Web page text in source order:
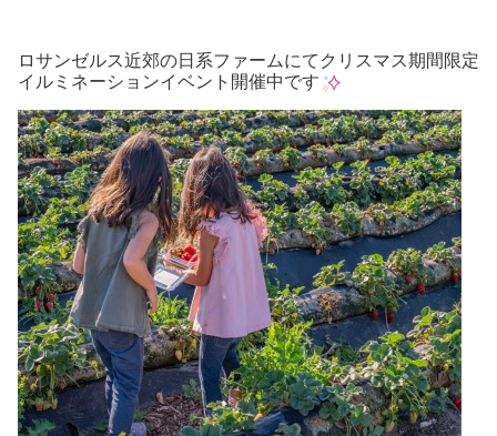
ロサンゼルス近郊の日系ファームにてクリスマス期間限定
イルミネーションイベント開催中です